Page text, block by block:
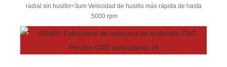
radial sin husillo<3um Velocidad de husillo más rápida de hasta
5000 rpm